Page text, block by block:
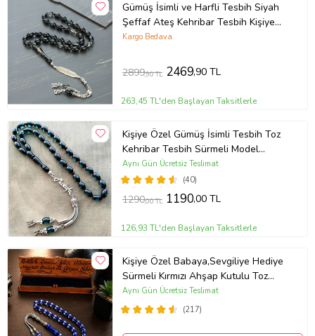
Gümüş İsimli ve Harfli Tesbih Siyah
Şeffaf Ateş Kehribar Tesbih Kişiye
Özel Kutulu Hediye Tespih
Kargo Bedava
2899,90 TL 2469,90 TL
263,45 TL'den Başlayan Taksitlerle
Kişiye Özel Gümüş İsimli Tesbih Toz
Kehribar Tesbih Sürmeli Model
Tesbih İsimli Tesbih Ahşap Kutlu
(40)
Aynı Gün Ücretsiz Teslimat
1290,00 TL 1190,00 TL
126,93 TL'den Başlayan Taksitlerle
Kişiye Özel Babaya,Sevgiliye Hediye
Sürmeli Kırmızı Ahşap Kutulu Toz
Kehribar Tesbih (Mavi)
(217)
Aynı Gün Ücretsiz Teslimat